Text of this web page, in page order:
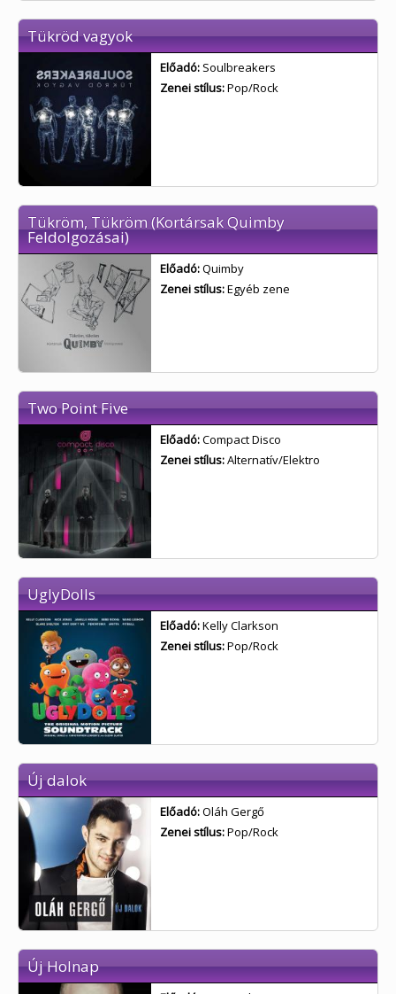
Tükröd vagyok
Előadó: Soulbreakers
Zenei stílus:Pop/Rock
Tükröm, Tükröm (Kortársak Quimby
Feldolgozásai)
Előadó:Quimby
Zenei stílus:Egyéb zene
Two Point Five
Előadó:Compact Disco
Zenei stílus:Alternatív/Elektro
UglyDolls
Előadó:Kelly Clarkson
Zenei stílus:Pop/Rock
Új dalok
Előadó:Oláh Gergő
Zenei stílus:Pop/Rock
Új Holnap